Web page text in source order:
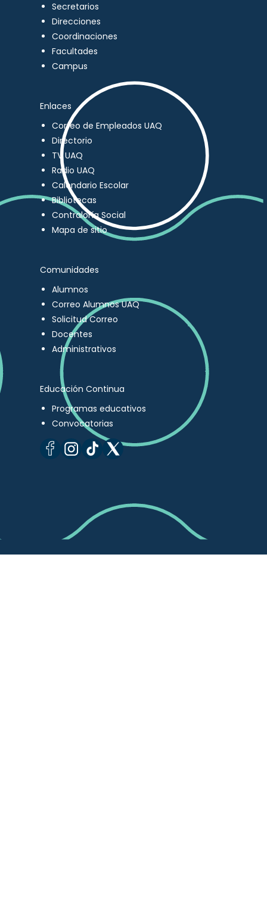
Secretarios
Direcciones
Coordinaciones
Facultades
Campus
Enlaces
Correo de Empleados UAQ
Directorio
TV UAQ
Radio UAQ
Calendario Escolar
Bibliotecas
Contraloría Social
Mapa de sitio
Comunidades
Alumnos
Correo Alumnos UAQ
Solicitud Correo
Docentes
Administrativos
Educación Continua
Programas educativos
Convocatorias